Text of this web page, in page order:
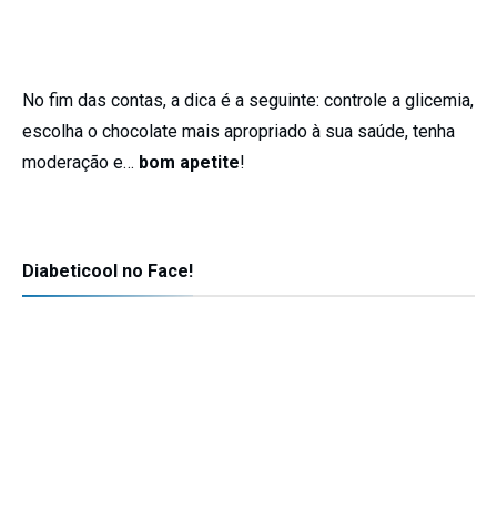
No fim das contas, a dica é a seguinte: controle a glicemia,
escolha o chocolate mais apropriado à sua saúde, tenha
moderação e… bom apetite!
Diabeticool no Face!